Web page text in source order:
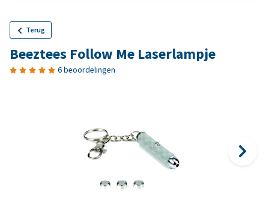
Terug
Beeztees Follow Me Laserlampje
6 beoordelingen